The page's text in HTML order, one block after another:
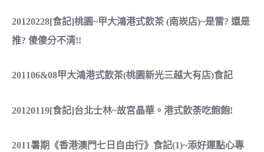
20120228[食記]桃園~甲大鴻港式飲茶 (南崁店)~是雷? 還是
推? 傻傻分不清!!
201106&08甲大鴻港式飲茶(桃園新光三越大有店)食記
20120119[食記]台北士林~故宮晶華。港式飲荼吃飽飽!
2011暑期《香港澳門七日自由行》食記(1)~添好運點心專